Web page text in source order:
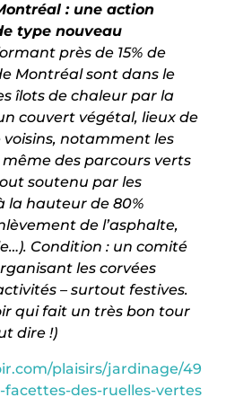
: une action
type nouveau
près de 15% de
Montréal sont dans le
îlots de chaleur par la
couvert végétal, lieux de
notamment les
des parcours verts
soutenu par les
la hauteur de 80%
de l’asphalte,
Condition : un comité
les corvées
– surtout festives.
qui fait un très bon tour
dire !)
plaisirs/jardinage/49
facettes-des-ruelles-vertes